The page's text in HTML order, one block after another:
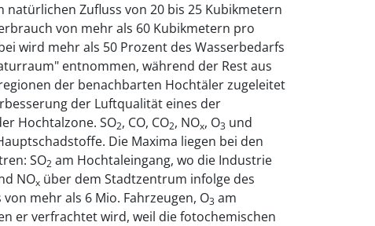
natürlichen Zufluss von 20 bis 25 Kubikmetern
von mehr als 60 Kubikmetern pro
wird mehr als 50 Prozent des Wasserbedarfs
entnommen, während der Rest aus
der benachbarten Hochtäler zugeleitet
der Luftqualität eines der
Hochtalzone. SO2, CO, CO2, NOx, O3 und
Die Maxima liegen bei den
SO2 am Hochtaleingang, wo die Industrie
NOx über dem Stadtzentrum infolge des
mehr als 6 Mio. Fahrzeugen, O3 am
er verfrachtet wird, weil die fotochemischen